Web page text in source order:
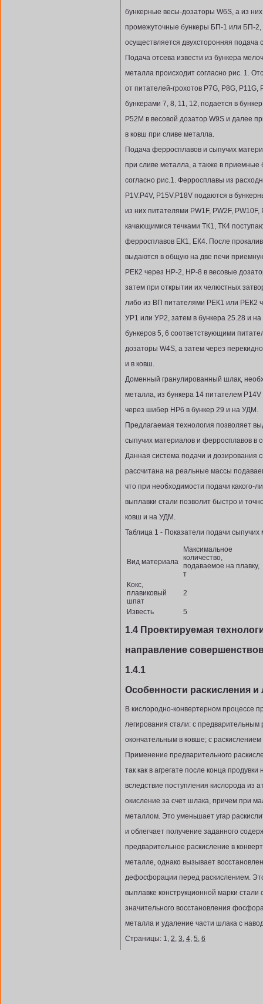
бункерные весы-дозаторы W6S, а из
промежуточные бункеры БП-1 или БП-2,
осуществляется двухсторонняя подача
Подача отсева извести из бункера
металла происходит согласно рис. 1.
от питателей-грохотов P7G, P8G,
бункерами 7, 8, 11, 12, подается в
Р52М в весовой дозатор W9S и далее
в ковш при сливе металла.
Подача ферросплавов и сыпучих
при сливе металла, а также в приемные
согласно рис.1. Ферросплавы из
P1V.P4V, P15V.P18V подаются в
из них питателями PW1F, PW2F,
качающимися течками ТК1, ТК4
ферросплавов ЕК1, ЕК4. После
выдаются в общую на две печи
РЕК2 через НР-2, НР-8 в весовые
затем при открытии их челюстных
либо из ВП питателями РЕК1 или РЕК2
УР1 или УР2, затем в бункера 25.28 и
бункеров 5, 6 соответствующими
дозаторы W4S, а затем через
и в ковш.
Доменный гранулированный шлак,
металла, из бункера 14 питателем
через шибер НР6 в бункер 29 и на УДМ.
Предлагаемая технология позволяет
сыпучих материалов и ферросплавов в
Данная система подачи и дозирования
рассчитана на реальные массы
что при необходимости подачи какого-
выплавки стали позволит быстро и
ковш и на УДМ.
Таблица 1 - Показатели подачи
Вид материала
Максимальное
количество,
подаваемое на плавку,
т
Кокс,
плавиковый
шпат
2
Известь 5
1.4 Проектируемая
направление
1.4.1
Особенности раскисления и
В кислородно-конвертерном процессе
легирования стали: с предварительным
окончательным в ковше; с раскислением
Применение предварительного
так как в агрегате после конца
вследствие поступления кислорода
окисление за счет шлака, причем при
металлом. Это уменьшает угар
и облегчает получение заданного
предварительное раскисление в
металле, однако вызывает
дефосфорации перед раскислением.
выплавке конструкционной марки
значительного восстановления
металла и удаление части шлака с
Страницы: 1, 2, 3, 4, 5, 6